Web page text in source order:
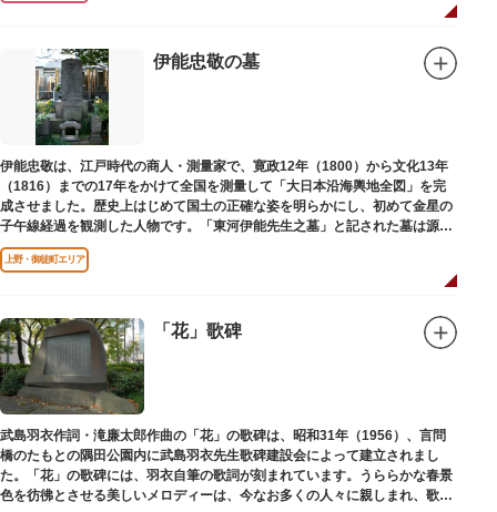
伊能忠敬の墓
伊能忠敬は、江戸時代の商人・測量家で、寛政12年（1800）から文化13年
（1816）までの17年をかけて全国を測量して「大日本沿海輿地全図」を完
成させました。歴史上はじめて国土の正確な姿を明らかにし、初めて金星の
子午線経過を観測した人物です。「東河伊能先生之墓」と記された墓は源空
寺（げんくうじ）にあります。
上野・御徒町エリア
「花」歌碑
武島羽衣作詞・滝廉太郎作曲の「花」の歌碑は、昭和31年（1956）、言問
橋のたもとの隅田公園内に武島羽衣先生歌碑建設会によって建立されまし
た。「花」の歌碑には、羽衣自筆の歌詞が刻まれています。うららかな春景
色を彷彿とさせる美しいメロディーは、今なお多くの人々に親しまれ、歌い